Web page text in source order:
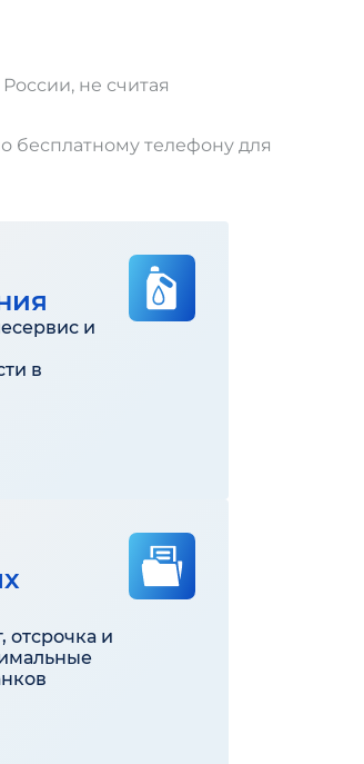
не считая
бесплатному телефону для
и
в
отсрочка и